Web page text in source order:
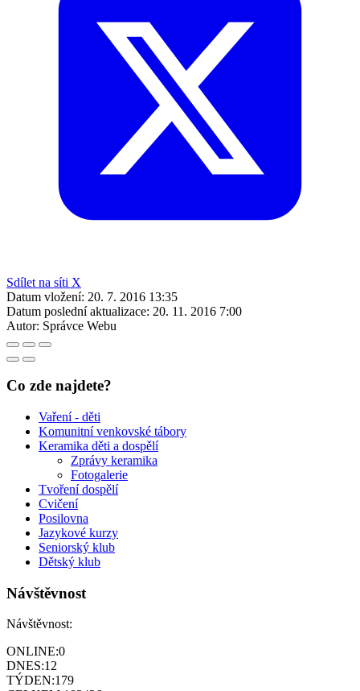
Sdílet na síti X
Datum vložení: 20. 7. 2016 13:35
Datum poslední aktualizace: 20. 11. 2016 7:00
Autor: Správce Webu
Co zde najdete?
Vaření - děti
Komunitní venkovské tábory
Keramika děti a dospělí
Zprávy keramika
Fotogalerie
Tvoření dospělí
Cvičení
Posilovna
Jazykové kurzy
Seniorský klub
Dětský klub
Návštěvnost
Návštěvnost:
ONLINE:0
DNES:12
TÝDEN:179